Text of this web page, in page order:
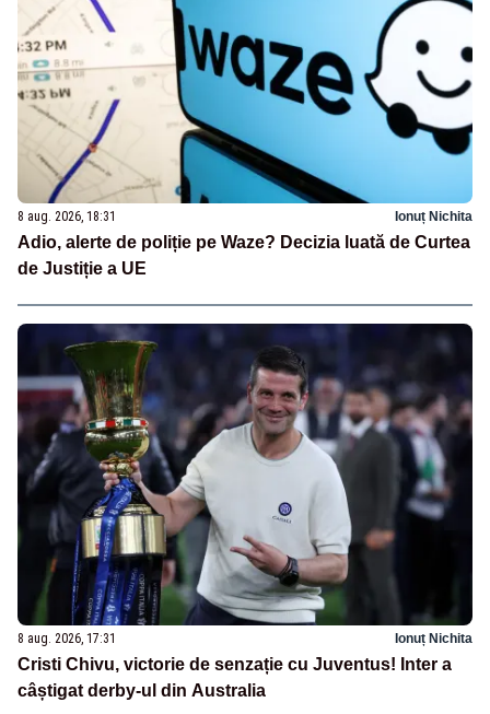
8 aug. 2026, 18:31 Ionuț Nichita
Adio, alerte de poliție pe Waze? Decizia luată de Curtea
de Justiție a UE
8 aug. 2026, 17:31 Ionuț Nichita
Cristi Chivu, victorie de senzație cu Juventus! Inter a
câștigat derby-ul din Australia